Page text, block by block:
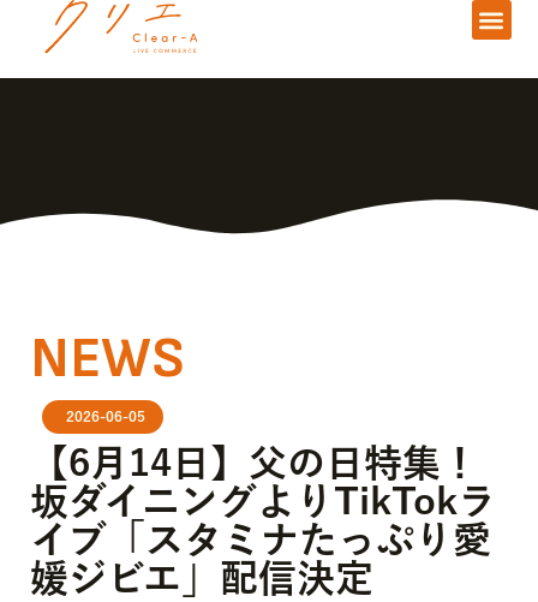
NEWS
2026-06-05
【6月14日】父の日特集！
坂ダイニングよりTikTokラ
イブ「スタミナたっぷり愛
媛ジビエ」配信決定